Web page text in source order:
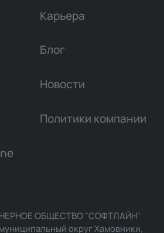
Карьера
Блог
Новости
Политики компании
ОБЩЕСТВО "СОФТЛАЙН"
округ Хамовники,